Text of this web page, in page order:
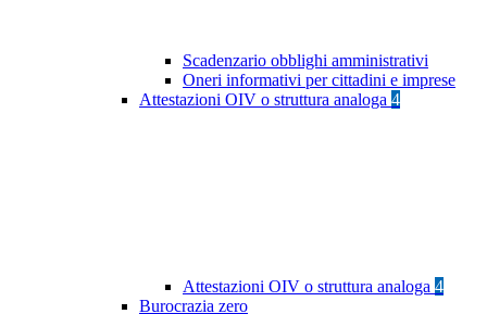
Scadenzario obblighi amministrativi
Oneri informativi per cittadini e imprese
Attestazioni OIV o struttura analoga 4
Attestazioni OIV o struttura analoga 4
Burocrazia zero